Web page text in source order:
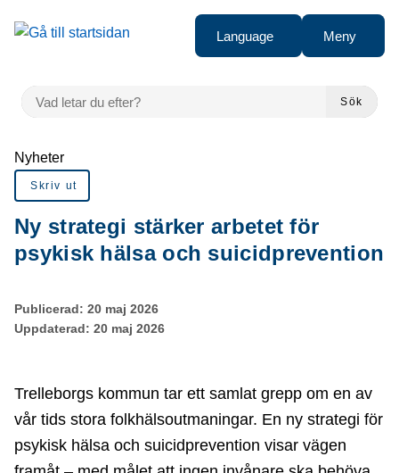
Gå till innehåll
Language Meny
VAD LETAR DU EFTER?
Sök
Du är här:
Nyheter
Skriv ut
Ny strategi stärker arbetet för
psykisk hälsa och suicidprevention
Publicerad: 20 maj 2026
Uppdaterad: 20 maj 2026
Trelleborgs kommun tar ett samlat grepp om en av
vår tids stora folkhälsoutmaningar. En ny strategi för
psykisk hälsa och suicidprevention visar vägen